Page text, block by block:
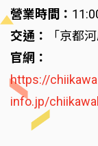
營業時間：
交通：
「京都
官網：
https://
info.jp/